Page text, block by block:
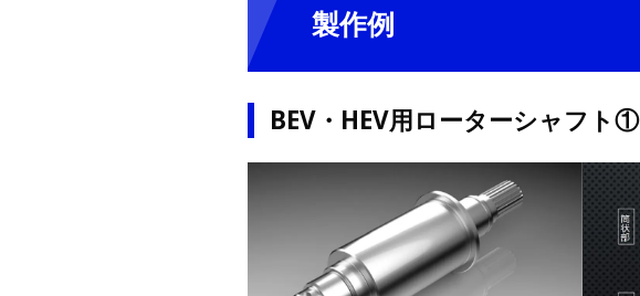
製作例
BEV・HEV用ローターシャフト①